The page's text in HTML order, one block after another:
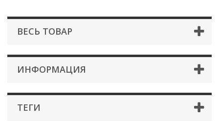
ВЕСЬ ТОВАР
ИНФОРМАЦИЯ
ТЕГИ